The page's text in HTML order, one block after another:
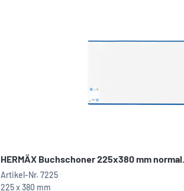
HERMÄX Buchschoner 225x380 mm normal...
Artikel-Nr. 7225
225 x 380 mm